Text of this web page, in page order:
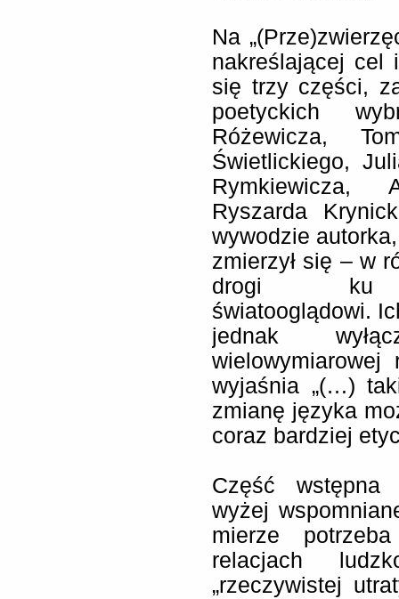
Na
nakreślającej cel
się trzy części,
poetyckich
Różewicza,
Świetlickiego,
Rymkiewicza,
Ryszarda
wywodzie
zmierzył się – w
drogi ku
światooglądowi.
jednak
wyjaśnia „(…)
zmianę języka
coraz bardziej
Część wstępna
wyżej
mierze
relacjach
„rzeczywistej